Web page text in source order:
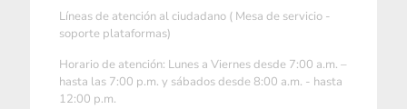
Líneas de atención al ciudadano ( Mesa de servicio -
soporte plataformas)
Horario de atención: Lunes a Viernes desde 7:00 a.m. –
hasta las 7:00 p.m. y sábados desde 8:00 a.m. - hasta
12:00 p.m.